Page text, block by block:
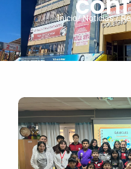
Inicio/ Noticias /